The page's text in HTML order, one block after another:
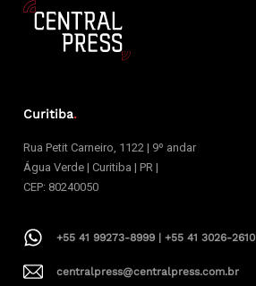
Curitiba.
Rua Petit Carneiro, 1122 | 9º andar
Água Verde | Curitiba | PR |
CEP: 80240050
+55 41 99273-8999 | +55 41 3026-2610
centralpress@centralpress.com.br